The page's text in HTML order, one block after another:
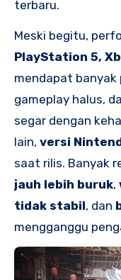
terbaru.
Meski begitu,
PlayStation 5,
mendapat banyak
gameplay halus,
segar dengan
lain, versi
saat rilis. Banyak
jauh lebih buruk,
tidak stabil, dan
mengganggu